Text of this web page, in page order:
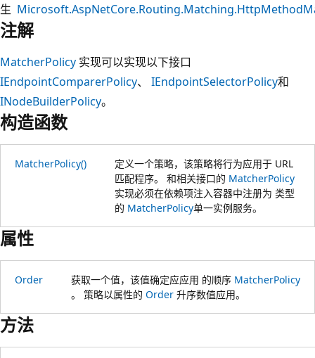
生
注解
MatcherPolicy 实现可以实现以下接口
IEndpointComparerPolicy、 IEndpointSelectorPolicy和
INodeBuilderPolicy。
构造函数
MatcherPolicy()
定义一个策略，该策略将行为应用于 URL
匹配程序。 和相关接口的 MatcherPolicy
实现必须在依赖项注入容器中注册为 类型
的 MatcherPolicy单一实例服务。
属性
Order 获取一个值，该值确定应应用 的顺序 MatcherPolicy
。 策略以属性的 Order 升序数值应用。
方法